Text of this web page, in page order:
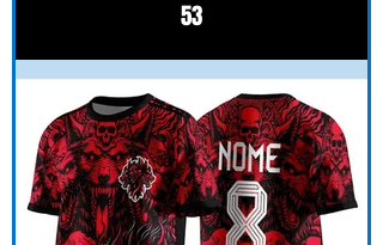
53